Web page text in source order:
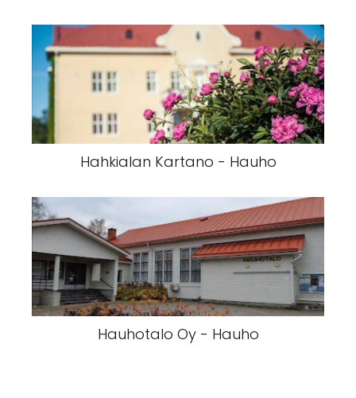
Hahkialan Kartano - Hauho
Hauhotalo Oy - Hauho